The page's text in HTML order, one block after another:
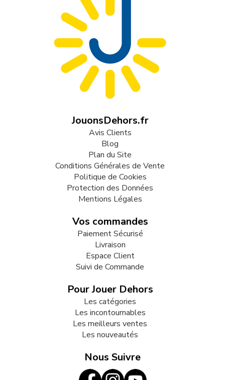
JouonsDehors.fr
Avis Clients
Blog
Plan du Site
Conditions Générales de Vente
Politique de Cookies
Protection des Données
Mentions Légales
Vos commandes
Paiement Sécurisé
Livraison
Espace Client
Suivi de Commande
Pour Jouer Dehors
Les catégories
Les incontournables
Les meilleurs ventes
Les nouveautés
Nous Suivre